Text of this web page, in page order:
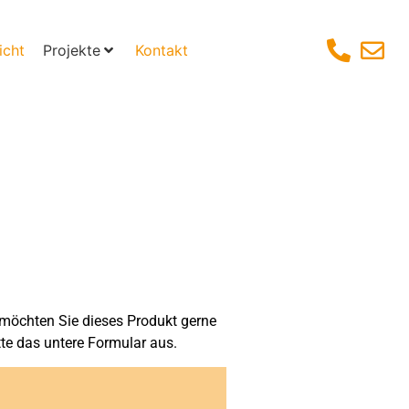
Projekte Kontakt
Sie dieses Produkt gerne
das untere Formular aus.